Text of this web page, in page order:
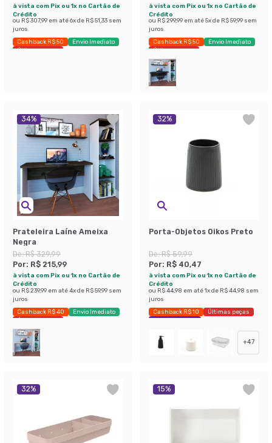
à vista com Pix ou 1x no Cartão de
Crédito
ou R$ 307,99 em até6x de R$ 51,33 sem
juros
Cashback R$ 50
Envio Imediato
Últimas peças
à vista com Pix ou 1x no Cartão de
Crédito
ou R$ 299,99 em até5x de R$ 59,99 sem
juros
Cashback R$ 50
Envio Imediato
Últimas peças
34%
Prateleira Laíne Ameixa
Negra
De:R$ 329,99
Por: R$ 215,99
à vista com Pix ou 1x no Cartão de
Crédito
ou R$ 239,99 em até4x de R$ 59,99 sem
juros
Cashback R$ 40
Envio Imediato
Últimas peças
32%
Porta-Objetos Oikos Preto
De:R$ 59,99
Por: R$ 40,47
à vista com Pix ou 1x no Cartão de
Crédito
ou R$ 44,98 em até1x de R$ 44,98 sem
juros
Cashback R$ 10
Últimas peças
Economize 32%
+47
32% 15%